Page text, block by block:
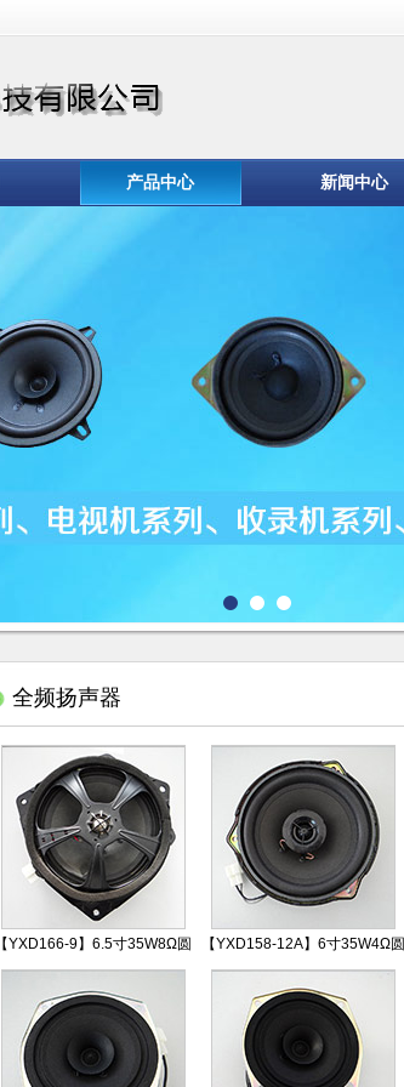
产品中心 新闻中心
全频扬声器
【YXD166-9】6.5寸35W8Ω圆
形全频SUV汽车扬声器
【YXD158-12A】6寸35W4Ω圆
形全频SUV汽车扬声器